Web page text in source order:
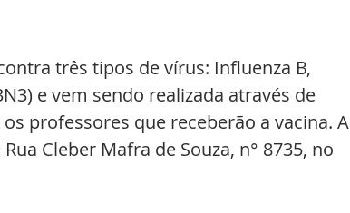
três tipos de vírus: Influenza B,
e vem sendo realizada através de
professores que receberão a vacina.
Cleber Mafra de Souza, n° 8735, no